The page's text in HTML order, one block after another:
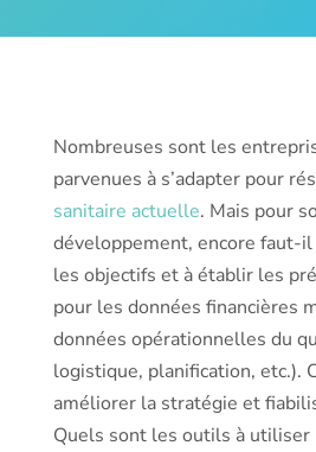
Nombreuses sont les
parvenues à s’adapter pour
sanitaire actuelle. Mais pour
développement, encore faut-
les objectifs et à établir les
pour les données financières
données opérationnelles du
logistique, planification, etc.).
améliorer la stratégie et
Quels sont les outils à utiliser